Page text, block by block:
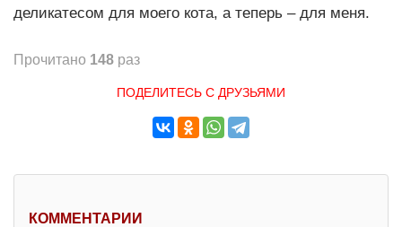
деликатесом для моего кота, а теперь – для меня.
Прочитано 148 раз
ПОДЕЛИТЕСЬ С ДРУЗЬЯМИ
КОММЕНТАРИИ